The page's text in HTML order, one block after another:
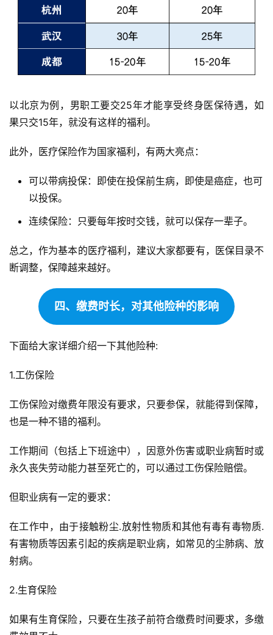
以北京为例，男职工要交25年才能享受终身医保待遇，如
果只交15年，就没有这样的福利。
此外，医疗保险作为国家福利，有两大亮点：
可以带病投保：即使在投保前生病，即使是癌症，也可
以投保。
连续保险：只要每年按时交钱，就可以保存一辈子。
总之，作为基本的医疗福利，建议大家都要有，医保目录不
四、缴费时长，对其他险种的影响
1.工伤保险
工伤保险对缴费年限没有要求，只要参保，就能得到保障，
工作期间（包括上下班途中），因意外伤害或职业病暂时或
永久丧失劳动能力甚至死亡的，可以通过工伤保险赔偿。
但职业病有一定的要求：
在工作中，由于接触粉尘.放射性物质和其他有毒有毒物质.